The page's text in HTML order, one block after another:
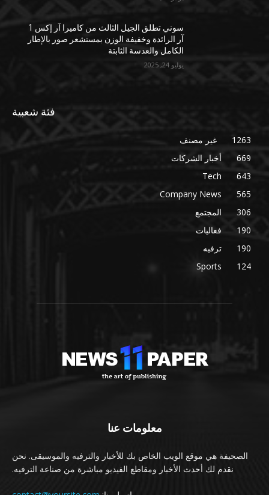
سوني تطلق الجيل الثالث من كاميرا آر إكس 1
آر الرائدة وخفيفة الوزن بمستشعر صور بالإطار
الكامل والعدسة الثابتة
يوليو 24, 2025
فئة شعبية
غير مصنف
1263
أخبار الشركات
669
Tech
643
Company News
565
المجتمع
306
فعاليات
190
ترفيه
190
Sports
124
معلومات عنا
الصحيفة هي موقع الويب الخاص بك للأخبار والترفيه والموسيقى. نحن
نقدم لك أحدث الأخبار ومقاطع الفيديو مباشرة من صناعة الترفيه.